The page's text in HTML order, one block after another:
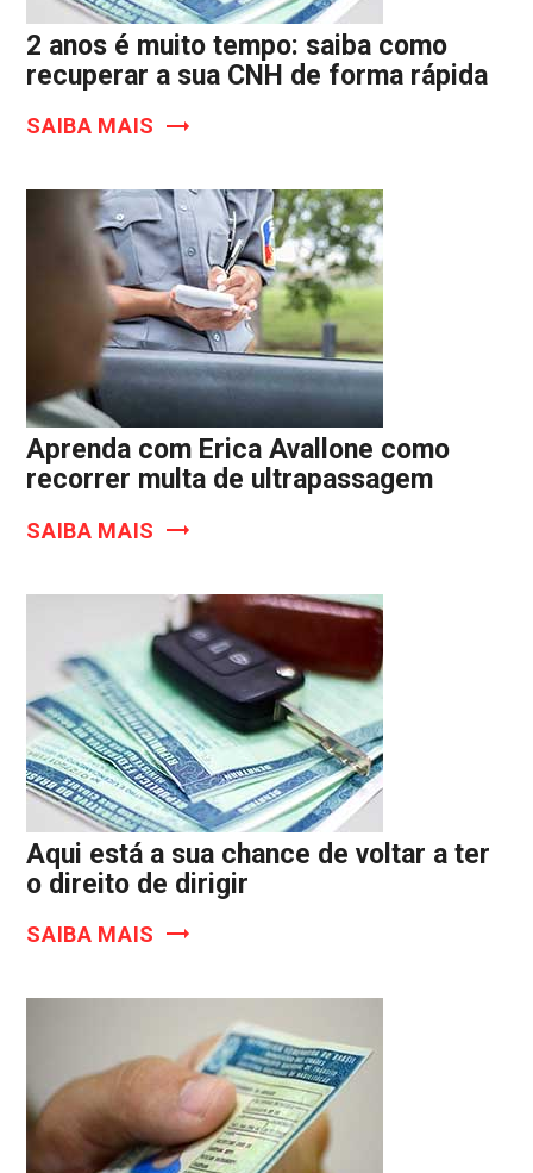
2 anos é muito tempo: saiba como
recuperar a sua CNH de forma rápida
SAIBA MAIS
Aprenda com Erica Avallone como
recorrer multa de ultrapassagem
SAIBA MAIS
Aqui está a sua chance de voltar a ter
o direito de dirigir
SAIBA MAIS